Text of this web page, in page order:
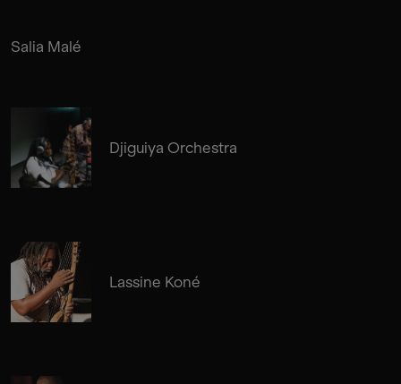
Salia Malé
Djiguiya Orchestra
Lassine Koné